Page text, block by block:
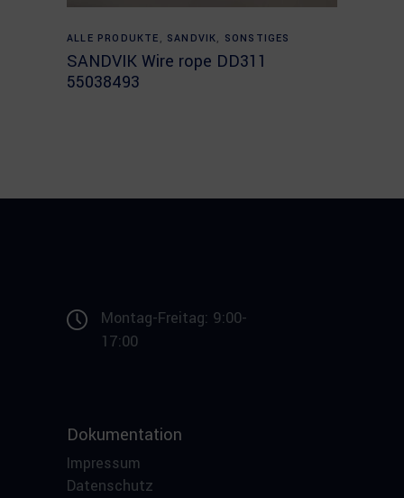
Read more
ALLE PRODUKTE , SANDVIK, SONSTIGES
SANDVIK Wire rope DD311
55038493
Montag-Freitag: 9:00-
17:00
Dokumentation
Impressum
Datenschutz